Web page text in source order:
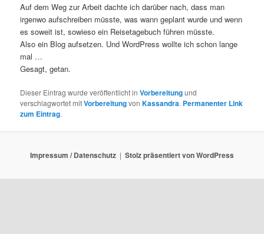
Auf dem Weg zur Arbeit dachte ich darüber nach, dass man
irgenwo aufschreiben müsste, was wann geplant wurde und wenn
es soweit ist, sowieso ein Reisetagebuch führen müsste.
Also ein Blog aufsetzen. Und WordPress wollte ich schon lange
mal …
Gesagt, getan.
Dieser Eintrag wurde veröffentlicht inVorbereitungund
verschlagwortet mitVorbereitungvonKassandra. Permanenter Link
zum Eintrag.
Impressum / Datenschutz Stolz präsentiert von WordPress